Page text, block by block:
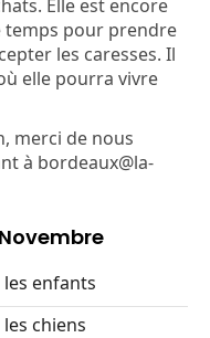
Elle est encore
temps pour prendre
les caresses. Il
elle pourra vivre
merci de nous
à bordeaux@la-
enfants
chiens